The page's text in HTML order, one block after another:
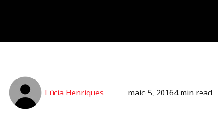
Lúcia Henriques maio 5, 20164 min read